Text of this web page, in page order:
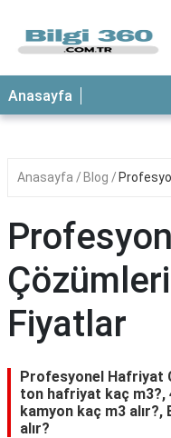
ANASAYFA
Anasayfa
Anasayfa Blog
Fiyatlar
Profesyonel Hafriyat
ton hafriyat kaç m3?,
kamyon kaç m3
alır?